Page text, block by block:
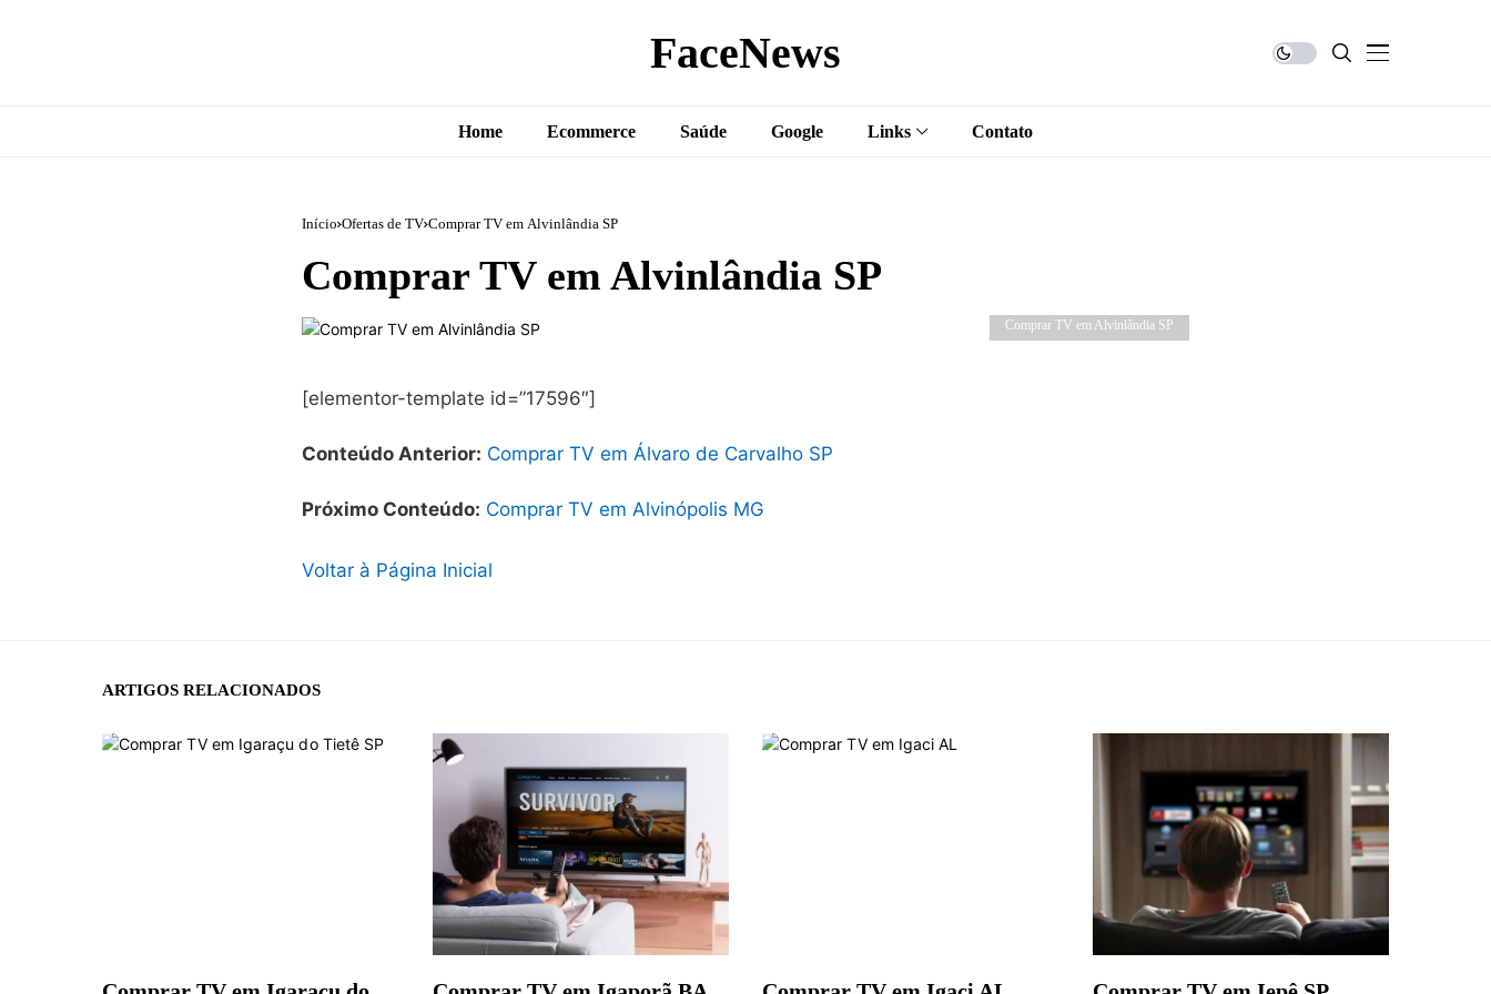
FaceNews
Home Ecommerce Saúde Google Links Contato
Início Ofertas de TV Comprar TV em Alvinlândia SP
Comprar TV em Alvinlândia SP
Comprar TV em Alvinlândia SP
[elementor-template id=”17596″]
Conteúdo Anterior: Comprar TV em Álvaro de Carvalho SP
Próximo Conteúdo: Comprar TV em Alvinópolis MG
Voltar à Página Inicial
ARTIGOS RELACIONADOS